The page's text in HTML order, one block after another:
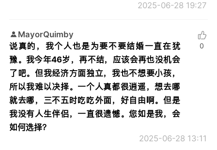
2025-06-28 19:27
MayorQuimby
说真的，我个人也是为要不要结婚一直在犹
豫。我今年46岁，再不结，应该会再也没机会
了吧。但我经济方面独立，我也不想要小孩，
所以我难以决择。一个人真都很逍遥，想去哪
就去哪，三不五时吃吃外面，好自由啊。但是
我没有人生伴侣，一直很遗憾。您如是我，会
如何选择？
2025-06-28 13:11
0